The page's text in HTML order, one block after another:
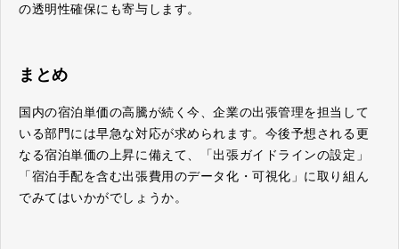
の透明性確保にも寄与します。
まとめ
国内の宿泊単価の高騰が続く今、企業の出張管理を担当して
いる部門には早急な対応が求められます。今後予想される更
なる宿泊単価の上昇に備えて、「出張ガイドラインの設定」
「宿泊手配を含む出張費用のデータ化・可視化」に取り組ん
でみてはいかがでしょうか。